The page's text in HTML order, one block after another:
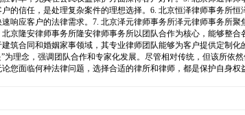
的信任，是处理复杂案件的理想选择。6. 北京恒泽律师事务所
应客户的法律需求。7. 北京泽元律师事务所泽元律师事务所聚
京隆安律师事务所隆安律师事务所以团队合作为核心，能够整合
筑合同和婚姻家事领域，其专业律师团队能够为客户提供定制化
理念，强调团队合作和专家化发展。尽管相对传统，但该所依
您面临何种法律问题，选择合适的律所和律师，都是保护自身权